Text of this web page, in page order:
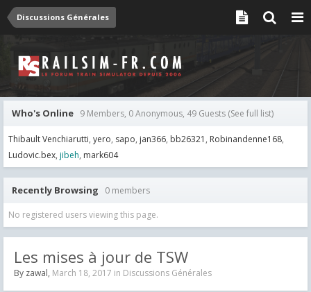
Discussions Générales
Who's Online 9 Members, 0 Anonymous, 49 Guests (See full list)
Thibault Venchiarutti yero sapo jan366 bb26321 Robinandenne168
Ludovic.bex jibeh mark604
Recently Browsing 0 members
No registered users viewing this page.
Les mises à jour de TSW
By zawal, March 18, 2017 in Discussions Générales